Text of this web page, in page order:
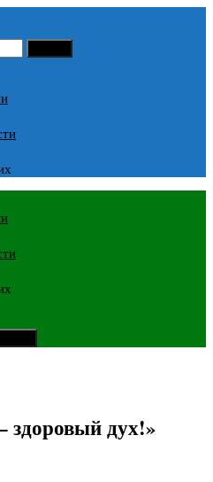
здоровый дух!»